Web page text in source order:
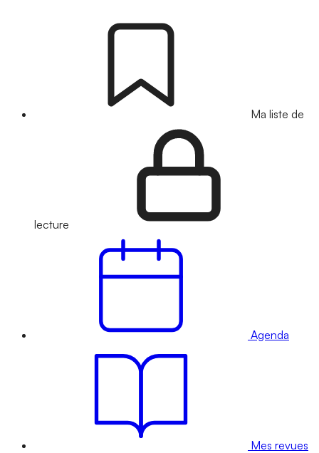
Ma liste de
lecture
Agenda
Mes revues